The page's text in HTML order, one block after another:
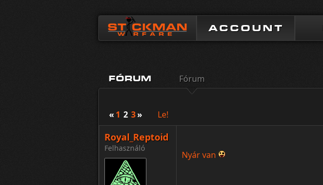
ACCOUNT
FÓRUM Fórum
« 1 2 3» Le!
Royal_Reptoid
Felhasználó
Nyár van